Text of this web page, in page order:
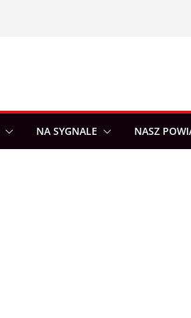
NA SYGNALE NASZ